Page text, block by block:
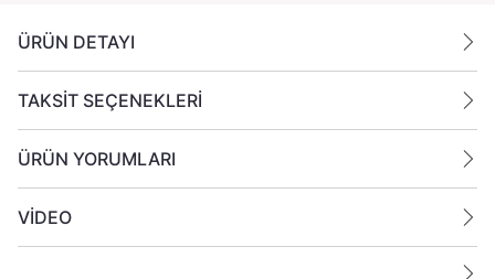
Ek Bilgiler:
edin.
Mumları yanıcı maddelerin yakınlarına koymayın.
ÜRÜN DETAYI
TAKSİT SEÇENEKLERİ
ÜRÜN YORUMLARI
VİDEO